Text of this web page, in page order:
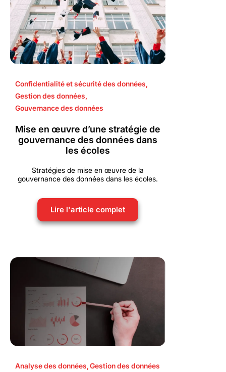
Confidentialité et sécurité des données,
Gestion des données,
Gouvernance des données
Mise en œuvre d’une stratégie de
gouvernance des données dans
les écoles
Stratégies de mise en œuvre de la
gouvernance des données dans les écoles.
Lire l'article complet
Analyse des données,Gestion des données